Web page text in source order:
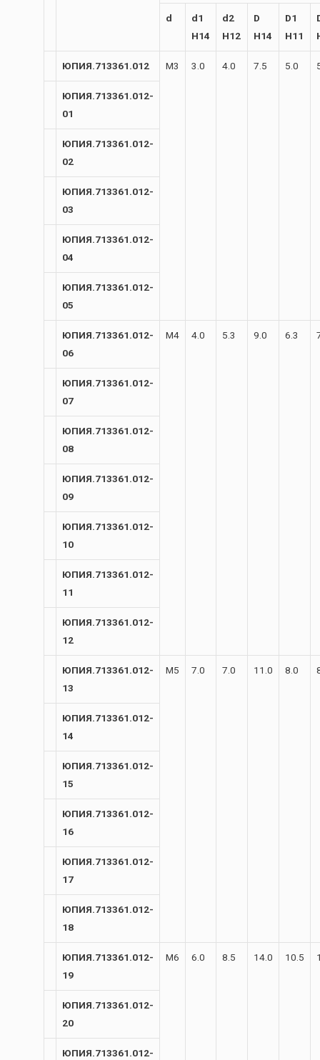
d
d1
H14
d2
H12
D
H14
D1
H11
ЮПИЯ.713361.012 М3 3.0 4.0 7.5 5.0
ЮПИЯ.713361.012-
01
ЮПИЯ.713361.012-
02
ЮПИЯ.713361.012-
03
ЮПИЯ.713361.012-
04
ЮПИЯ.713361.012-
05
ЮПИЯ.713361.012-
06
М4 4.0 5.3 9.0 6.3
ЮПИЯ.713361.012-
07
ЮПИЯ.713361.012-
08
ЮПИЯ.713361.012-
09
ЮПИЯ.713361.012-
10
ЮПИЯ.713361.012-
11
ЮПИЯ.713361.012-
12
ЮПИЯ.713361.012-
13
М5 7.0 7.0 11.0 8.0
ЮПИЯ.713361.012-
14
ЮПИЯ.713361.012-
15
ЮПИЯ.713361.012-
16
ЮПИЯ.713361.012-
17
ЮПИЯ.713361.012-
18
ЮПИЯ.713361.012-
19
М6 6.0 8.5 14.0 10.5
ЮПИЯ.713361.012-
20
ЮПИЯ.713361.012-